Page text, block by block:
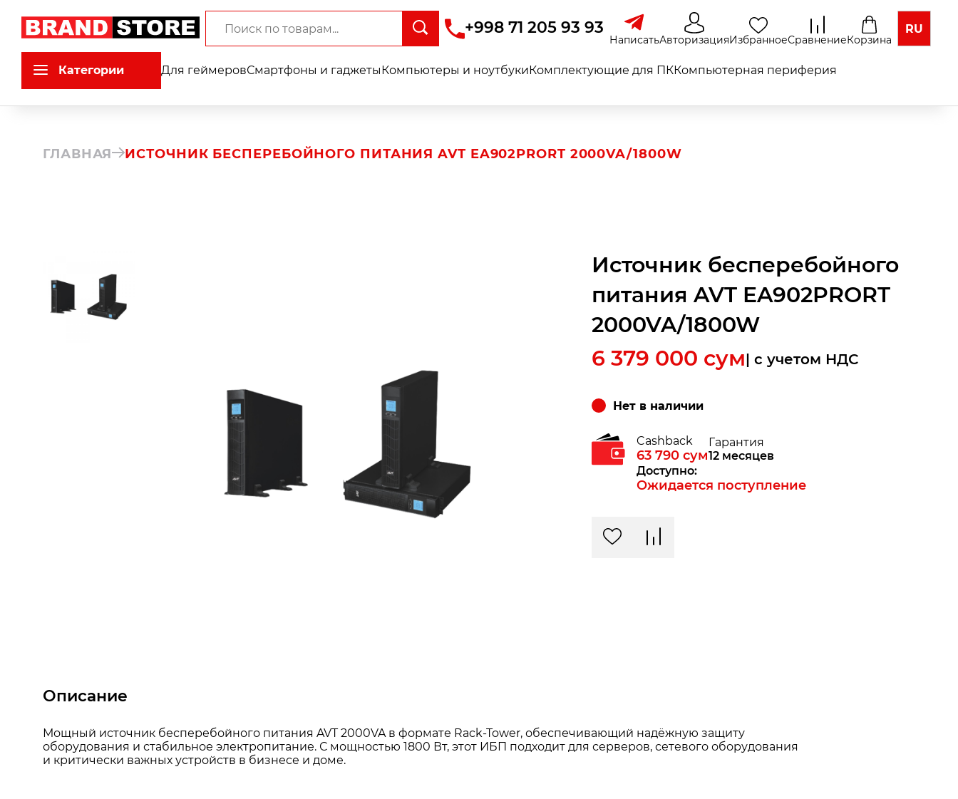
+998 71 205 93 93
НаписатьАвторизацияИзбранноеСравнениеКорзина
RU
Категории Для геймеровСмартфоны и гаджетыКомпьютеры и ноутбукиКомплектующие для ПККомпьютерная периферия
ГЛАВНАЯ ИСТОЧНИК БЕСПЕРЕБОЙНОГО ПИТАНИЯ AVT EA902PRORT 2000VA/1800W
Источник бесперебойного
питания AVT EA902PRORT
2000VA/1800W
6 379 000 сум| c учетом НДС
Нет в наличии
Cashback
63 790 сум
Гарантия
12 месяцев
Доступно:
Ожидается поступление
Описание